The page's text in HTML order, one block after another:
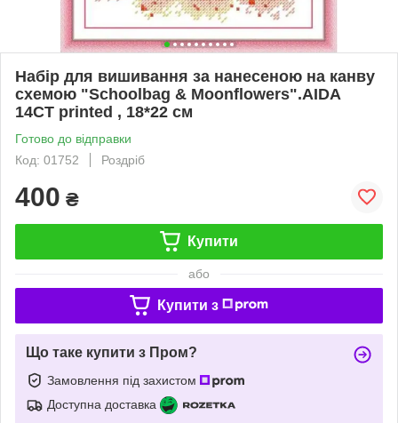
Набір для вишивання за нанесеною на канву
схемою "Schoolbag & Moonflowers".AIDA
14CT printed , 18*22 см
Готово до відправки
Код: 01752
Роздріб
400 ₴
Купити
або
Купити з
Що таке купити з Пром?
Замовлення під захистом
Доступна доставка